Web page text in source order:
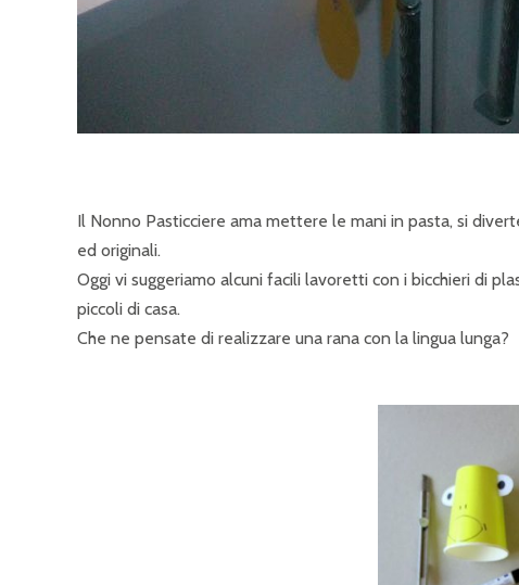
Il Nonno Pasticciere ama mettere le mani in pasta, si
ed originali.
Oggi vi suggeriamo alcuni facili lavoretti con i bicchieri di
piccoli di casa.
Che ne pensate di realizzare una rana con la lingua lunga?